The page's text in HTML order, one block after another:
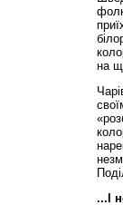
на
...І